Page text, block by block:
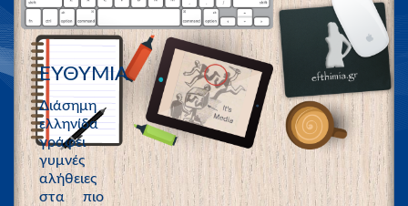
ΕΥΘΥΜΙΑ
Διάσημη
ελληνίδα
γράφει
γυμνές
αλήθειες
στα πιο